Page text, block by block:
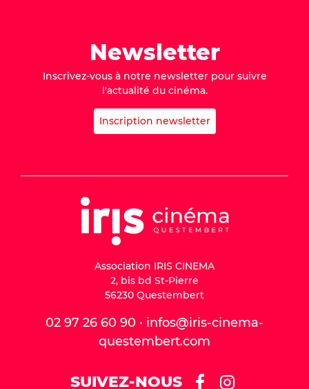
Newsletter
Inscrivez-vous à notre newsletter pour suivre
l'actualité du cinéma.
Inscription newsletter
Association IRIS CINEMA
2, bis bd St-Pierre
56230 Questembert
02 97 26 60 90 · infos@iris-cinema-
questembert.com
SUIVEZ-NOUS